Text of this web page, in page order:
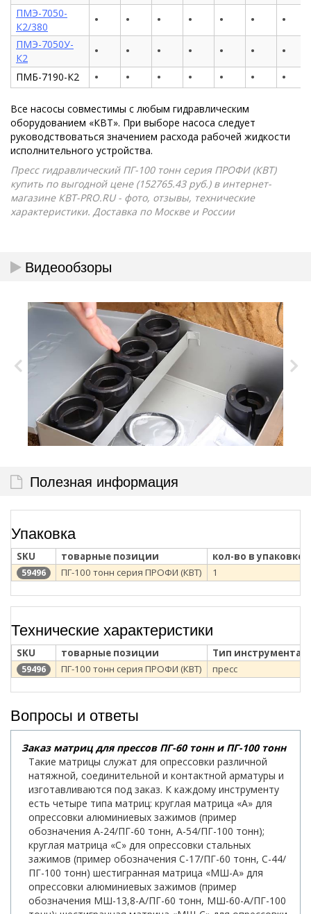
ПМЭ-7050-
К2/380
• • • • • • •
ПМЭ-7050У-
К2
• • • • • • •
ПМБ-7190-К2 • • • • • • •
Все насосы совместимы с любым гидравлическим
оборудованием «КВТ». При выборе насоса следует
руководствоваться значением расхода рабочей жидкости
исполнительного устройства.
Пресс гидравлический ПГ-100 тонн серия ПРОФИ (КВТ)
купить по выгодной цене (152765.43 руб.) в интернет-
магазине КВТ-PRO.RU - фото, отзывы, технические
характеристики. Доставка по Москве и России
Видеообзоры
Полезная информация
Упаковка
SKU товарные позиции кол-во в упаковке
59496 ПГ-100 тонн серия ПРОФИ (КВТ) 1
Технические характеристики
SKU товарные позиции Тип инструмента
59496 ПГ-100 тонн серия ПРОФИ (КВТ) пресс
Вопросы и ответы
Заказ матриц для прессов ПГ-60 тонн и ПГ-100 тонн
Такие матрицы служат для опрессовки различной
натяжной, соединительной и контактной арматуры и
изготавливаются под заказ. К каждому инструменту
есть четыре типа матриц: круглая матрица «А» для
опрессовки алюминиевых зажимов (пример
обозначения А-24/ПГ-60 тонн, А-54/ПГ-100 тонн);
круглая матрица «С» для опрессовки стальных
зажимов (пример обозначения С-17/ПГ-60 тонн, С-44/
ПГ-100 тонн) шестигранная матрица «МШ-А» для
опрессовки алюминиевых зажимов (пример
обозначения МШ-13,8-А/ПГ-60 тонн, МШ-60-А/ПГ-100